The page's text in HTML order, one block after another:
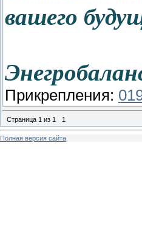
вашего
Прикрепления:
Страница 1 из 1 1
Полная версия сайта